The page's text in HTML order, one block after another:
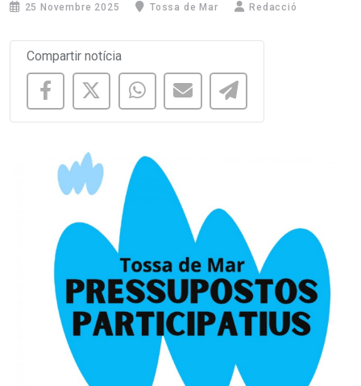
25 Novembre 2025 Tossa de Mar Redacció
Compartir notícia